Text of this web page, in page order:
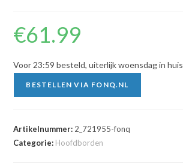
€61.99
Voor 23:59 besteld, uiterlijk woensdag in huis
BESTELLEN VIA FONQ.NL
Artikelnummer: 2_721955-fonq
Categorie: Hoofdborden